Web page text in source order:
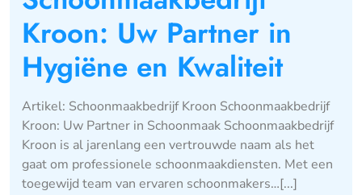
Kroon: Uw Partner in
Hygiëne en Kwaliteit
Artikel: Schoonmaakbedrijf Kroon Schoonmaakbedrijf
Kroon: Uw Partner in Schoonmaak Schoonmaakbedrijf
Kroon is al jarenlang een vertrouwde naam als het
gaat om professionele schoonmaakdiensten. Met een
toegewijd team van ervaren schoonmakers…[...]